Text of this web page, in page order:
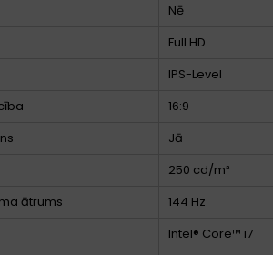
Nē
Full HD
IPS-Level
16:9
Jā
250 cd/m²
ātrums
144 Hz
Intel® Core™ i7